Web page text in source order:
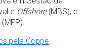
e Offshore (MBS); e
pela Coppe.